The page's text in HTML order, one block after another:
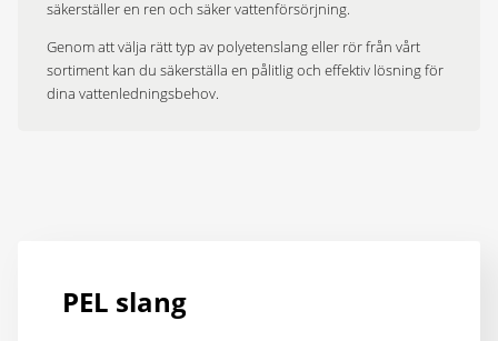
säkerställer en ren och säker vattenförsörjning.​
Genom att välja rätt typ av polyetenslang eller rör från vårt
sortiment kan du säkerställa en pålitlig och effektiv lösning för
dina vattenledningsbehov.
PEL slang